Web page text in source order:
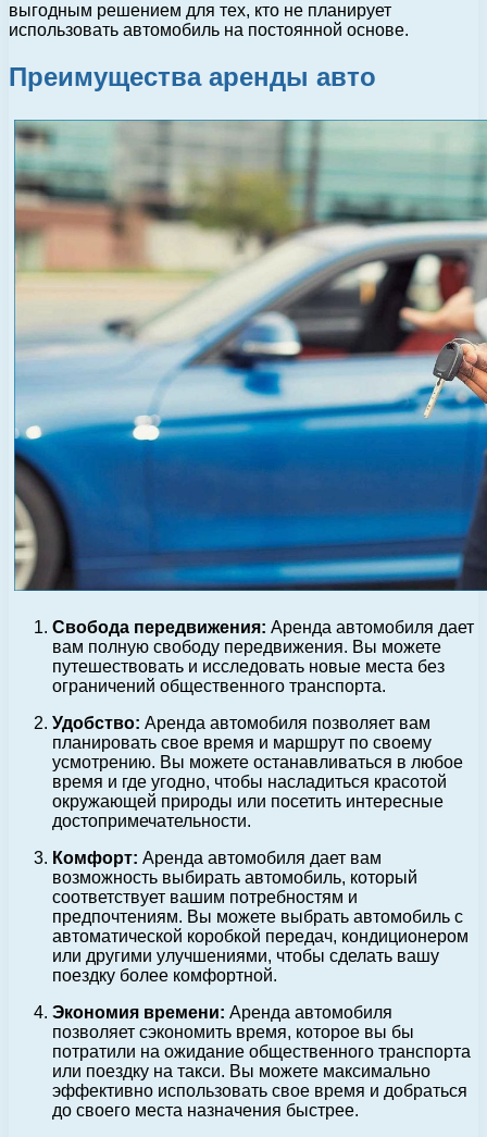
выгодным решением для тех, кто не планирует
использовать автомобиль на постоянной основе.
Преимущества аренды авто
Свобода передвижения: Аренда автомобиля дает
вам полную свободу передвижения. Вы можете
путешествовать и исследовать новые места без
ограничений общественного транспорта.
Удобство: Аренда автомобиля позволяет вам
планировать свое время и маршрут по своему
усмотрению. Вы можете останавливаться в любое
время и где угодно, чтобы насладиться красотой
окружающей природы или посетить интересные
достопримечательности.
Комфорт: Аренда автомобиля дает вам
возможность выбирать автомобиль, который
соответствует вашим потребностям и
предпочтениям. Вы можете выбрать автомобиль с
автоматической коробкой передач, кондиционером
или другими улучшениями, чтобы сделать вашу
поездку более комфортной.
Экономия времени: Аренда автомобиля
позволяет сэкономить время, которое вы бы
потратили на ожидание общественного транспорта
или поездку на такси. Вы можете максимально
эффективно использовать свое время и добраться
до своего места назначения быстрее.